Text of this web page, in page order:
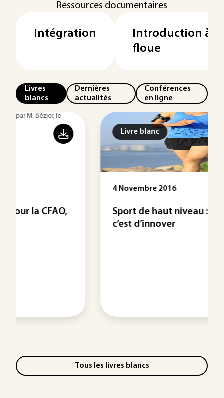
Ressources documentaires
Intégration
Introduction à
floue
Livres
blancs
Dernières
actualités
Conférences
en ligne
Livre blanc
Sport de haut niveau : l’important
Tous les livres blancs